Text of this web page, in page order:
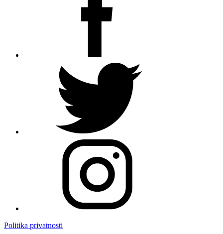
Politika privatnosti